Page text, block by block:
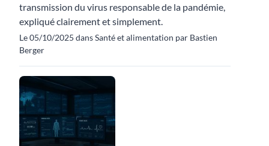
transmission du virus responsable de la pandémie,
expliqué clairement et simplement.
Le 05/10/2025 dans Santé et alimentation par Bastien
Berger